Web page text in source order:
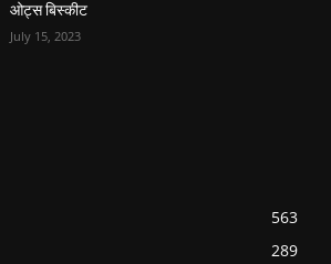
ओट्स बिस्कीट
July 15, 2023
563
289